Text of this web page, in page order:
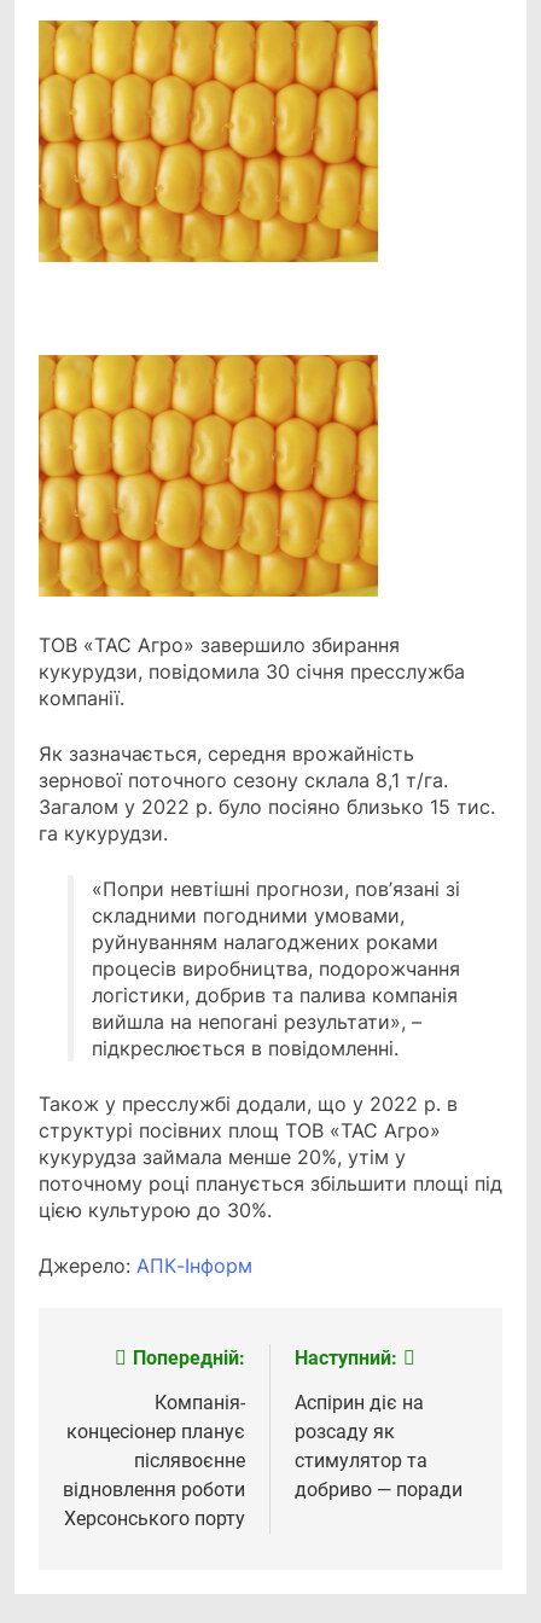
Link
ТОВ «ТАС Агро» завершило збирання
кукурудзи, повідомила 30 січня пресслужба
компанії.
Як зазначається, середня врожайність
зернової поточного сезону склала 8,1 т/га.
Загалом у 2022 р. було посіяно близько 15 тис.
га кукурудзи.
«Попри невтішні прогнози, пов’язані зі
складними погодними умовами,
руйнуванням налагоджених роками
процесів виробництва, подорожчання
логістики, добрив та палива компанія
вийшла на непогані результати», –
підкреслюється в повідомленні.
Також у пресслужбі додали, що у 2022 р. в
структурі посівних площ ТОВ «ТАС Агро»
кукурудза займала менше 20%, утім у
поточному році планується збільшити площі під
цією культурою до 30%.
Джерело: АПК-Інформ
Навігація
записів
Попередній:
Компанія-
концесіонер планує
післявоєнне
відновлення роботи
Херсонського порту
Наступний:
Аспірин діє на
розсаду як
стимулятор та
добриво — поради